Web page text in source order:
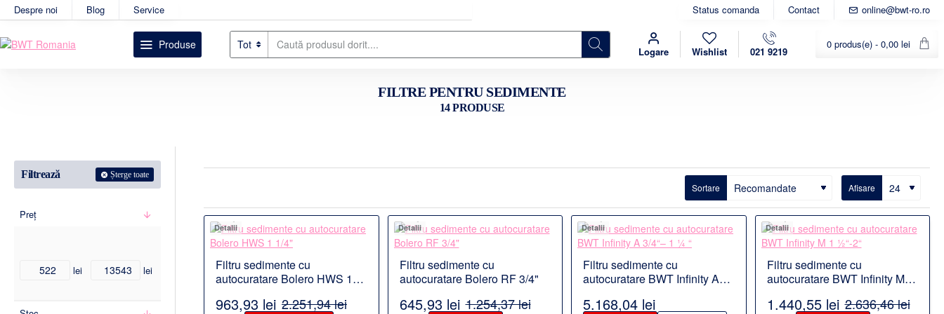
Despre noi Blog Service Status comanda Contact online@bwt-ro.ro
Produse Tot
Caută
produsul
Logare Wishlist 021 9219
0 produs(e) - 0,00 lei
FILTRE PENTRU SEDIMENTE
14 PRODUSE
Filtrează Șterge toate
Preț
lei lei
Sortare Afisare
Detalii
Filtru sedimente cu
autocuratare Bolero HWS 1
963,93 lei 2.251,94 lei
Detalii
Filtru sedimente cu
autocuratare Bolero RF 3/4"
645,93 lei 1.254,37 lei
Detalii
Filtru sedimente cu
autocuratare BWT Infinity A
5.168,04 lei
Detalii
Filtru sedimente cu
autocuratare BWT Infinity M 1
1.440,55 lei 2.636,46 lei